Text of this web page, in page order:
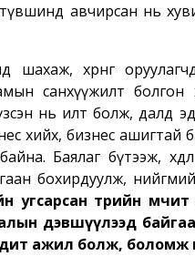
авчирсан нь
шахаж, хөрөнгө
санхүүжилт болгон
нь илт болж, далд
хийх, бизнес ашигтай
Баялаг бүтээж,
бохирдуулж,
угсарсан төрийн
дэвшүүлээд байгаа
ажил болж, боломж